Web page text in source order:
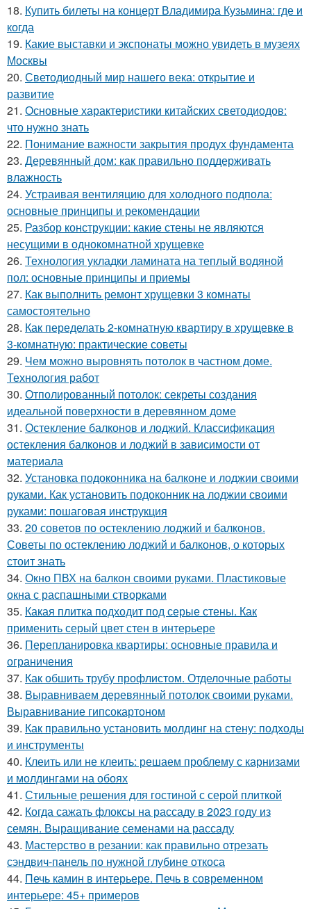
18. Купить билеты на концерт Владимира Кузьмина: где и
когда
19. Какие выставки и экспонаты можно увидеть в музеях
Москвы
20. Светодиодный мир нашего века: открытие и
развитие
21. Основные характеристики китайских светодиодов:
что нужно знать
22. Понимание важности закрытия продух фундамента
23. Деревянный дом: как правильно поддерживать
влажность
24. Устраивая вентиляцию для холодного подпола:
основные принципы и рекомендации
25. Разбор конструкции: какие стены не являются
несущими в однокомнатной хрущевке
26. Технология укладки ламината на теплый водяной
пол: основные принципы и приемы
27. Как выполнить ремонт хрущевки 3 комнаты
самостоятельно
28. Как переделать 2-комнатную квартиру в хрущевке в
3-комнатную: практические советы
29. Чем можно выровнять потолок в частном доме.
Технология работ
30. Отполированный потолок: секреты создания
идеальной поверхности в деревянном доме
31. Остекление балконов и лоджий. Классификация
остекления балконов и лоджий в зависимости от
материала
32. Установка подоконника на балконе и лоджии своими
руками. Как установить подоконник на лоджии своими
руками: пошаговая инструкция
33. 20 советов по остеклению лоджий и балконов.
Советы по остеклению лоджий и балконов, о которых
стоит знать
34. Окно ПВХ на балкон своими руками. Пластиковые
окна с распашными створками
35. Какая плитка подходит под серые стены. Как
применить серый цвет стен в интерьере
36. Перепланировка квартиры: основные правила и
ограничения
37. Как обшить трубу профлистом. Отделочные работы
38. Выравниваем деревянный потолок своими руками.
Выравнивание гипсокартоном
39. Как правильно установить молдинг на стену: подходы
и инструменты
40. Клеить или не клеить: решаем проблему с карнизами
и молдингами на обоях
41. Стильные решения для гостиной с серой плиткой
42. Когда сажать флоксы на рассаду в 2023 году из
семян. Выращивание семенами на рассаду
43. Мастерство в резании: как правильно отрезать
сэндвич-панель по нужной глубине откоса
44. Печь камин в интерьере. Печь в современном
интерьере: 45+ примеров